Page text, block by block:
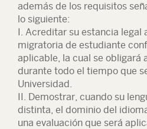
además de los requisitos
lo siguiente:
I. Acreditar su estancia legal
migratoria de estudiante
aplicable, la cual se obligará
durante todo el tiempo que
Universidad.
II. Demostrar, cuando su
distinta, el dominio del
una evaluación que será